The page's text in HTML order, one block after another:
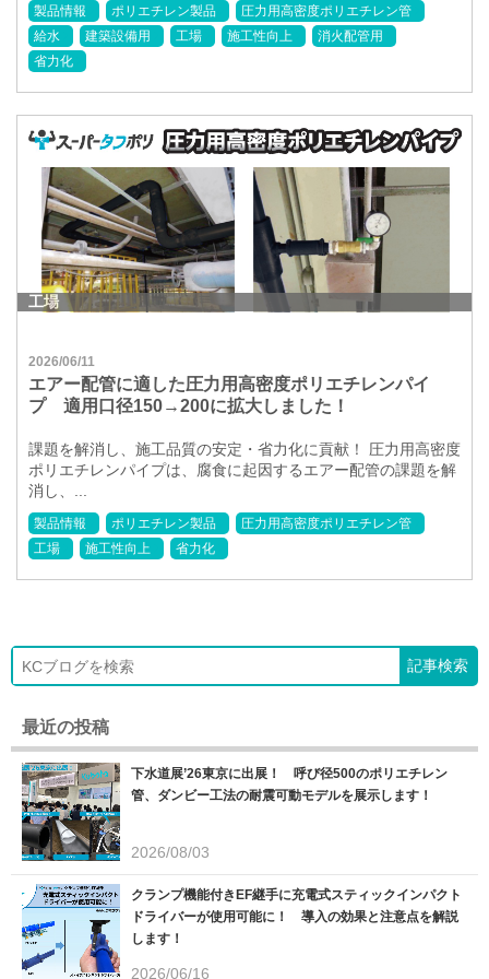
製品情報 ポリエチレン製品
圧力用高密度ポリエチレン管
給水
建築設備用 工場 施工性向上
消火配管用
省力化
工場
2026/06/11
エアー配管に適した圧力用高密度ポリエチレンパイ
プ 適用口径150→200に拡大しました！
課題を解消し、施工品質の安定・省力化に貢献！ 圧力用高密度
ポリエチレンパイプは、腐食に起因するエアー配管の課題を解
消し、...
製品情報 ポリエチレン製品
圧力用高密度ポリエチレン管
工場
施工性向上 省力化
最近の投稿
下水道展’26東京に出展！ 呼び径500のポリエチレン
管、ダンビー工法の耐震可動モデルを展示します！
2026/08/03
クランプ機能付きEF継手に充電式スティックインパクト
ドライバーが使用可能に！ 導入の効果と注意点を解説
します！
2026/06/16